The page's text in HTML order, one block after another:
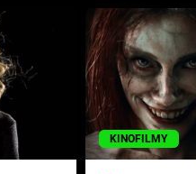
KINOFILMY